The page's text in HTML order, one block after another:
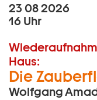
23 08 2026
16 Uhr
Haus:
Die
Wolfgang